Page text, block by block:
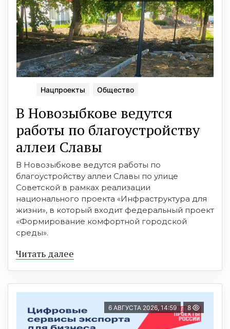
Нацпроекты Общество
В Новозыбкове ведутся
работы по благоустройству
аллеи Славы
В Новозыбкове ведутся работы по
благоустройству аллеи Славы по улице
Советской в рамках реализации
национального проекта «Инфраструктура для
жизни», в который входит федеральный проект
«Формирование комфортной городской
среды».
Читать далее
6 АВГУСТА 2026, 14:59 8